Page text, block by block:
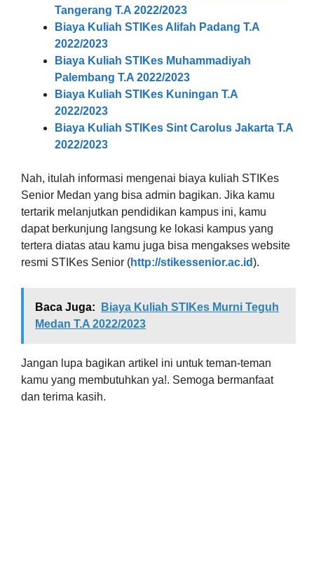
Tangerang T.A 2022/2023
Biaya Kuliah STIKes Alifah Padang T.A
2022/2023
Biaya Kuliah STIKes Muhammadiyah
Palembang T.A 2022/2023
Biaya Kuliah STIKes Kuningan T.A
2022/2023
Biaya Kuliah STIKes Sint Carolus Jakarta T.A
2022/2023
Nah, itulah informasi mengenai biaya kuliah STIKes
Senior Medan yang bisa admin bagikan. Jika kamu
tertarik melanjutkan pendidikan kampus ini, kamu
dapat berkunjung langsung ke lokasi kampus yang
tertera diatas atau kamu juga bisa mengakses website
resmi STIKes Senior (http://stikessenior.ac.id).
Baca Juga:
Biaya Kuliah STIKes Murni Teguh
Medan T.A 2022/2023
Jangan lupa bagikan artikel ini untuk teman-teman
kamu yang membutuhkan ya!. Semoga bermanfaat
dan terima kasih.